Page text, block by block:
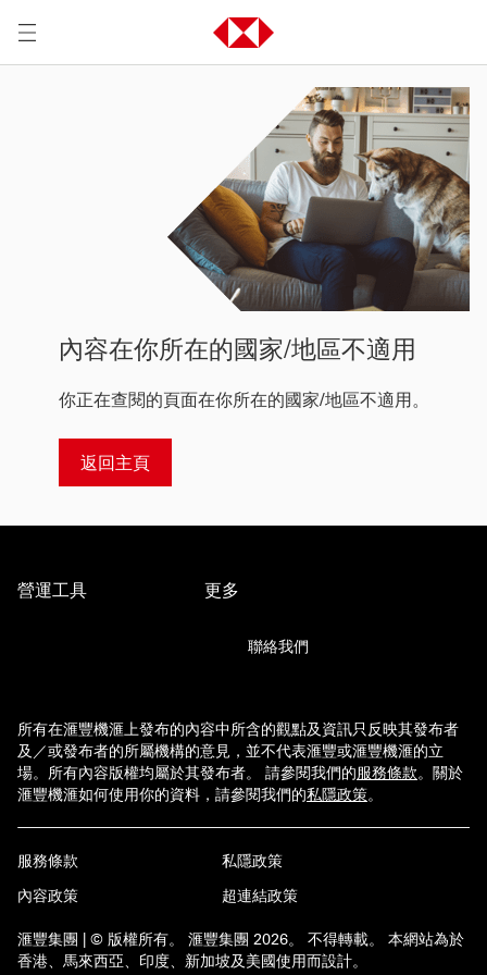
內容在你所在的國家/地區不適用
你正在查閱的頁面在你所在的國家/地區不適用。
返回主頁
營運工具 更多
聯絡我們
所有在滙豐機滙上發布的內容中所含的觀點及資訊只反映其發布者
及／或發布者的所屬機構的意見，並不代表滙豐或滙豐機滙的立
場。所有內容版權均屬於其發布者。 請參閱我們的服務條款。 關於
滙豐機滙如何使用你的資料，請參閱我們的私隱政策。
服務條款
私隱政策
內容政策
超連結政策
滙豐集團 | © 版權所有。 滙豐集團 2026。 不得轉載。 本網站為於
香港、馬來西亞、印度、新加坡及美國使用而設計。